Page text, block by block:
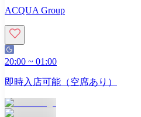
ACQUA Group
20:00 ~ 01:00
即時入店可能（空席あり）